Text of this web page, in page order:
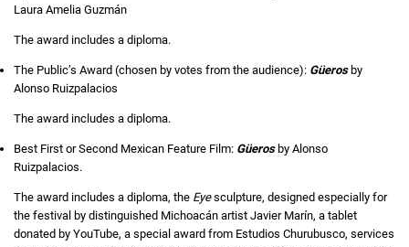
Laura Amelia Guzmán
The award includes a diploma.
The Public’s Award (chosen by votes from the audience): Güerosby
Alonso Ruizpalacios
The award includes a diploma.
Best First or Second Mexican Feature Film: Güerosby Alonso
Ruizpalacios.
The award includes a diploma, the Eyesculpture, designed especially for
the festival by distinguished Michoacán artist Javier Marín, a tablet
donated by YouTube, a special award from Estudios Churubusco, services